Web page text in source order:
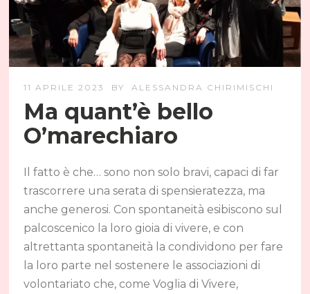
11 APRILE 2023 BY ALESSANDRA CHIRIMISCHI
Ma quant’è bello
O’marechiaro
Il fatto è che… sono non solo bravi, capaci di far
trascorrere una serata di spensieratezza, ma
anche generosi. Con spontaneità esibiscono sul
palcoscenico la loro gioia di vivere, e con
altrettanta spontaneità la condividono per fare
la loro parte nel sostenere le associazioni di
volontariato che, come Voglia di Vivere,